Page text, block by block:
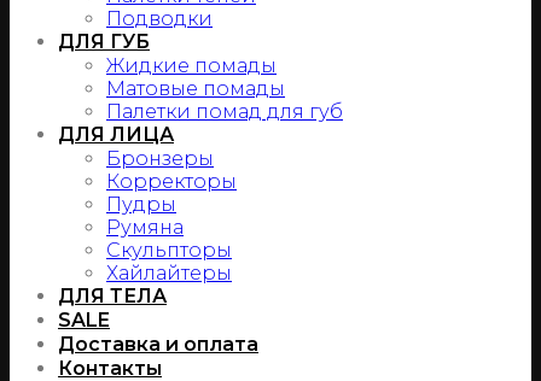
Подводки
ДЛЯ ГУБ
Жидкие помады
Матовые помады
Палетки помад для губ
ДЛЯ ЛИЦА
Бронзеры
Корректоры
Пудры
Румяна
Скульпторы
Хайлайтеры
ДЛЯ ТЕЛА
SALE
Доставка и оплата
Контакты